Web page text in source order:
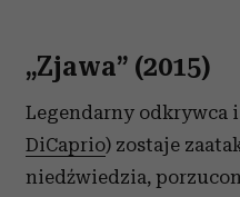
„Zjawa” (2015)
Legendarny odkrywca
DiCaprio) zostaje
niedźwiedzia,